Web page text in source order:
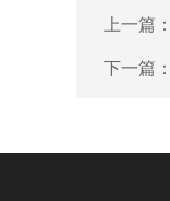
上一篇
下一篇